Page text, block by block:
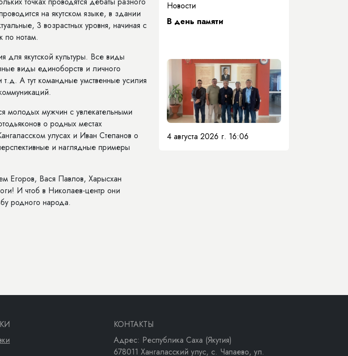
на якутском языке, в здании
3 возрастных уровня, начиная с
по нотам.
для якутской культуры. Все виды
виды единоборств и личного
А тут командные умственные усилия
молодых мужчин с увлекательными
о родных местах
улусах и Иван Степанов о
и наглядные примеры
Егоров, Вася Павлов, Харысхан
И чтоб в Николаев-центр они
родного народа.
Новости
​В день памяти
4 августа 2026 г. 16:06
КОНТАКТЫ
Адрес: Республика Саха (Якутия)
678011 Хангаласский улус, с. Чапаево, ул.